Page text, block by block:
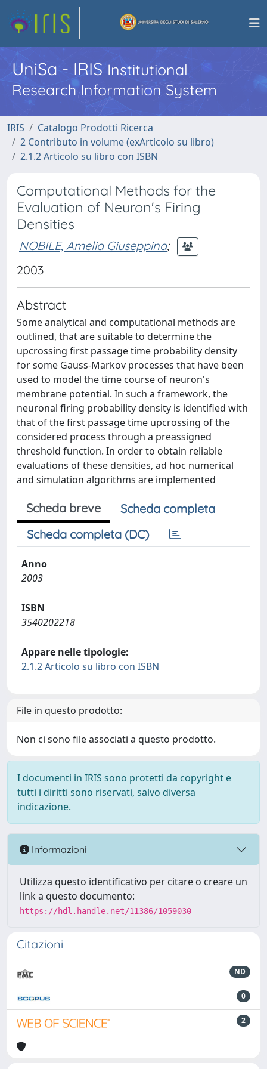
UniSa - IRISInstitutional
Research Information System
IRIS
Catalogo Prodotti Ricerca
2 Contributo in volume (exArticolo su libro)
2.1.2 Articolo su libro con ISBN
Computational Methods for the
Evaluation of Neuron's Firing
Densities
NOBILE, Amelia Giuseppina;
2003
Abstract
Some analytical and computational methods are
outlined, that are suitable to determine the
upcrossing first passage time probability density
for some Gauss-Markov processes that have been
used to model the time course of neuron's
membrane potential. In such a framework, the
neuronal firing probability density is identified with
that of the first passage time upcrossing of the
considered process through a preassigned
threshold function. In order to obtain reliable
evaluations of these densities, ad hoc numerical
and simulation algorithms are implemented
Scheda breve
Scheda completa
Scheda completa (DC)
Anno
2003
ISBN
3540202218
Appare nelle tipologie:
2.1.2 Articolo su libro con ISBN
File in questo prodotto:
Non ci sono file associati a questo prodotto.
I documenti in IRIS sono protetti da copyright e
tutti i diritti sono riservati, salvo diversa
indicazione.
Informazioni
Utilizza questo identificativo per citare o creare un
link a questo documento:
https://hdl.handle.net/11386/1059030
Citazioni
ND
0
2